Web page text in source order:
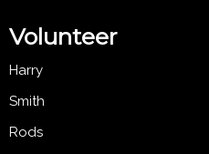
Volunteer
Harry
Smith
Rods